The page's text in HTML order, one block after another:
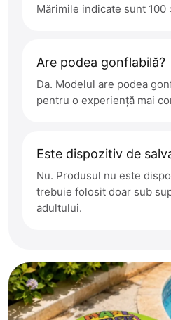
Mărimile indicate sunt 100
Are podea gonflabilă?
Da. Modelul are podea
pentru o experiență mai
Este dispozitiv de
Nu. Produsul nu este
trebuie folosit doar sub
adultului.